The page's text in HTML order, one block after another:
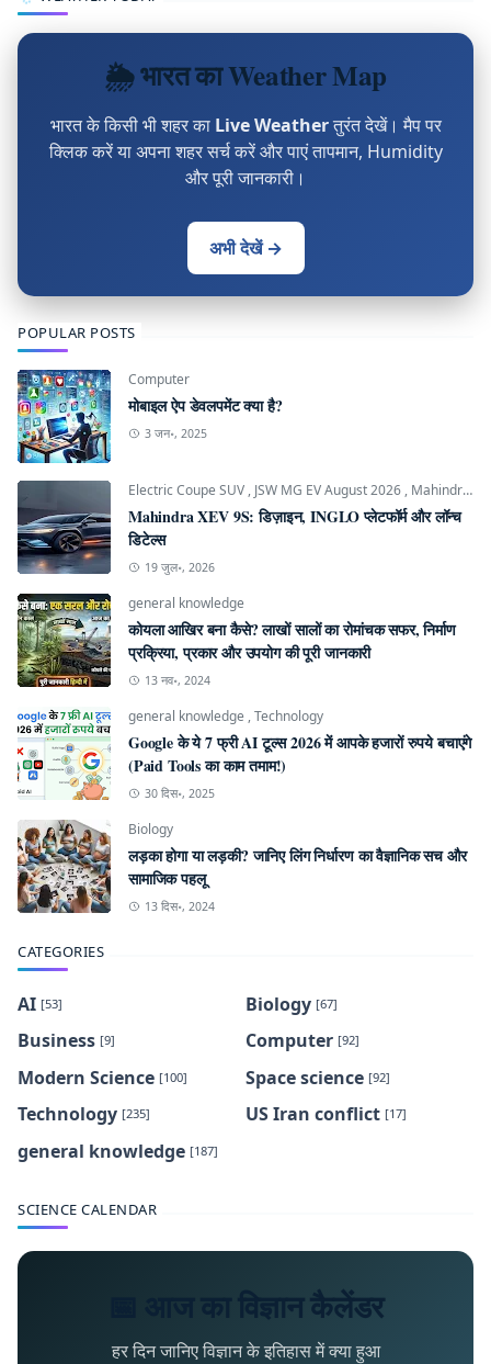
🌦 भारत का Weather Map
भारत के किसी भी शहर का Live Weatherतुरंत देखें। मैप पर
क्लिक करें या अपना शहर सर्च करें और पाएं तापमान, Humidity
और पूरी जानकारी।
अभी देखें →
POPULAR POSTS
Computer
मोबाइल ऐप डेवलपमेंट क्या है?
3 जन॰, 2025
Electric Coupe SUV , JSW MG EV August 2026 , Mahindra INGLO Platform
Mahindra XEV 9S: डिज़ाइन, INGLO प्लेटफॉर्म और लॉन्च
डिटेल्स
19 जुल॰, 2026
general knowledge
कोयला आखिर बना कैसे? लाखों सालों का रोमांचक सफर, निर्माण
प्रक्रिया, प्रकार और उपयोग की पूरी जानकारी
13 नव॰, 2024
general knowledge ,Technology
Google के ये 7 फ्री AI टूल्स 2026 में आपके हजारों रुपये बचाएंगे
(Paid Tools का काम तमाम!)
30 दिस॰, 2025
Biology
लड़का होगा या लड़की? जानिए लिंग निर्धारण का वैज्ञानिक सच और
सामाजिक पहलू
13 दिस॰, 2024
CATEGORIES
AI [53] Biology [67]
Business [9] Computer [92]
Modern Science [100] Space science [92]
Technology [235] US Iran conflict [17]
general knowledge [187]
SCIENCE CALENDAR
📅 आज का विज्ञान कैलेंडर
हर दिन जानिए विज्ञान के इतिहास में क्या हुआ